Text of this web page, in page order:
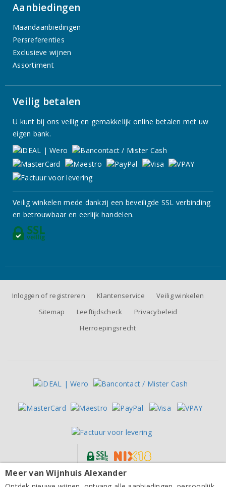
Aanbiedingen
Maandaanbiedingen
Persreferenties
Exclusieve wijnen
Assortiment
Veilig betalen
U kunt bij ons veilig en gemakkelijk online betalen met uw
eigen bank.
Veilig winkelen mede dankzij een beveiligde SSL verbinding
en betrouwbaar en eerlijk handelen.
Inloggen of registreren Klantenservice
Veilig winkelen
Sitemap
Leeftijdscheck
Privacybeleid
Herroepingsrecht
Alle prijzen zijn inclusief BTW, exclusief eventuele verzendkosten.
Meer van Wijnhuis Alexander